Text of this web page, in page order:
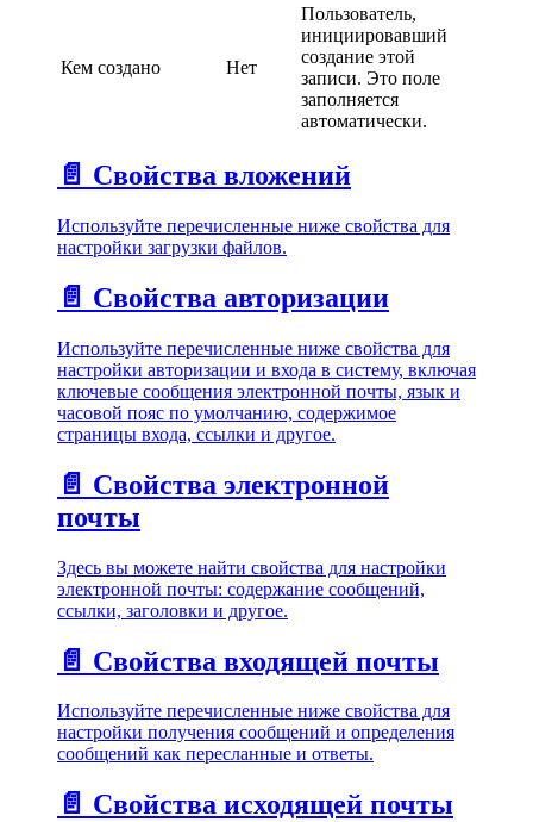
Кем создано Нет
Пользователь,
инициировавший
создание этой
записи. Это поле
заполняется
автоматически.
📄️ Свойства вложений
Используйте перечисленные ниже свойства для
настройки загрузки файлов.
📄️ Свойства авторизации
Используйте перечисленные ниже свойства для
настройки авторизации и входа в систему, включая
ключевые сообщения электронной почты, язык и
часовой пояс по умолчанию, содержимое
страницы входа, ссылки и другое.
📄️ Свойства электронной
почты
Здесь вы можете найти свойства для настройки
электронной почты: содержание сообщений,
ссылки, заголовки и другое.
📄️ Свойства входящей почты
Используйте перечисленные ниже свойства для
настройки получения сообщений и определения
сообщений как пересланные и ответы.
📄️ Свойства исходящей почты